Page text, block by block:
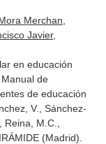
Merchan,
Javier,
en educación
Manual de
de educación
V., Sánchez-
M.C.,
(Madrid).